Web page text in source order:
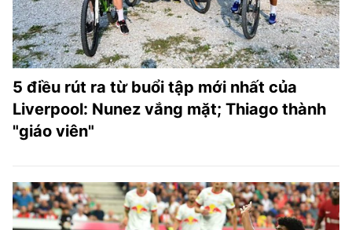
5 điều rút ra từ buổi tập mới nhất của
Liverpool: Nunez vắng mặt; Thiago thành
"giáo viên"